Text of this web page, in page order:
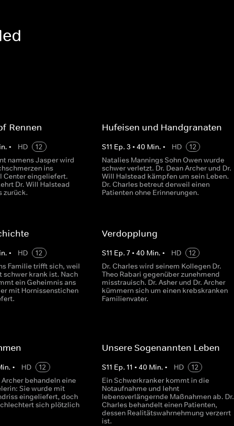
Rennen
• HD
12
namens Jasper wird
ins
Center eingeliefert.
Dr. Will Halstead
zurück.
Hufeisen und Handgranaten
S11 Ep. 3 • 40 Min. • HD
12
Natalies Mannings Sohn Owen wurde
schwer verletzt. Dr. Dean Archer und Dr.
Will Halstead kämpfen um sein Leben.
Dr. Charles betreut derweil einen
Patienten ohne Erinnerungen.
• HD
12
Familie trifft sich, weil
schwer krank ist. Nach
ein Geheimnis ans
mit Hornissenstichen
Verdopplung
S11 Ep. 7• 40 Min. • HD
12
Dr. Charles wird seinem Kollegen Dr.
Theo Rabari gegenüber zunehmend
misstrauisch. Dr. Asher und Dr. Archer
kümmern sich um einen krebskranken
Familienvater.
• HD
12
Archer behandeln eine
Sie wurde mit
eingeliefert, doch
sich plötzlich
Unsere Sogenannten Leben
S11 Ep. 11 • 40 Min. • HD
12
Ein Schwerkranker kommt in die
Notaufnahme und lehnt
lebensverlängernde Maßnahmen ab. Dr.
Charles behandelt einen Patienten,
dessen Realitätswahrnehmung verzerrt
ist.